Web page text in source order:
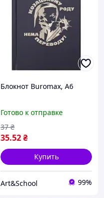
Блокнот Buromax, А6
Готово к отправке
35.52₴
37 ₴
Купить
Art&School 99%